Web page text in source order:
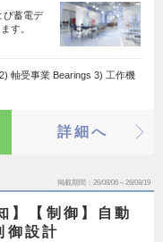
び蓄電デ
す。
軸受事業 Bearings 3) 工作機
詳細へ
掲載期間 26/08/06～26/08/19
】【制御】自動
御設計